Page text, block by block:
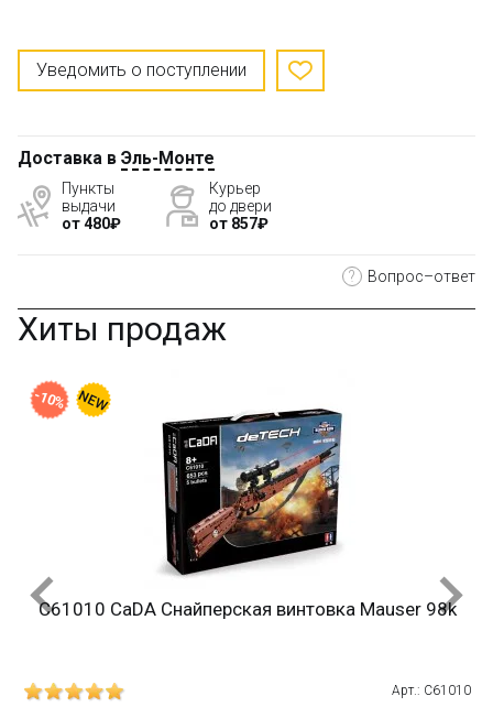
Уведомить о поступлении
Доставка в Эль-Монте
Пункты
выдачи
от 480₽
Курьер
до двери
от 857₽
? Вопрос–ответ
Хиты продаж
C61010 CaDA Снайперская винтовка Mauser 98k
Арт.: C61010
-10%